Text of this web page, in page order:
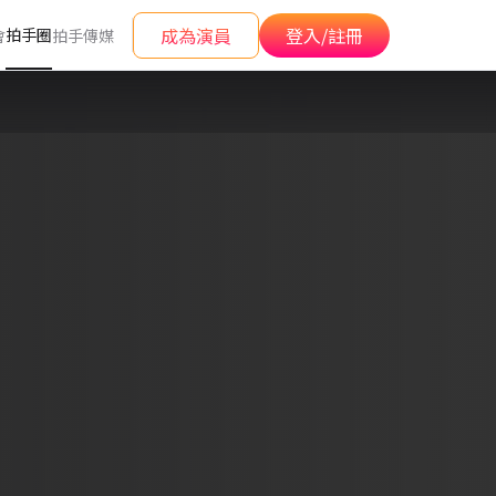
拍手圈拍手傳媒 成為演員 登入/註冊